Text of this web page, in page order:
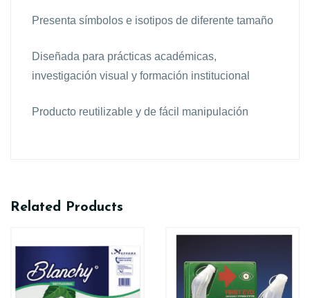
Presenta símbolos e isotipos de diferente tamaño
Diseñada para prácticas académicas,
investigación visual y formación institucional
Producto reutilizable y de fácil manipulación
Related Products